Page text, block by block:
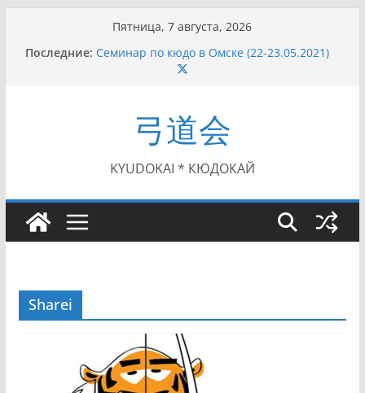
содержимому
Пятница, 7 августа, 2026
Последние: Семинар по кюдо в Омске (22-23.05.2021)
Чемпионат Росcии, Дёмино (2-5.09.2021)
II Кубок Посла Японии в России по Кюдо,
Орёл (25.07.2021)
I этап Кубка Московской области по Кюдо /
Сейдокан II (27.06.2021)
弓道会
KYUDOKAI * КЮДОКАЙ
Sharei